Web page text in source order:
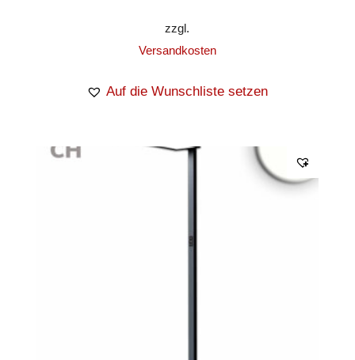
zzgl.
Versandkosten
Auf die Wunschliste setzen